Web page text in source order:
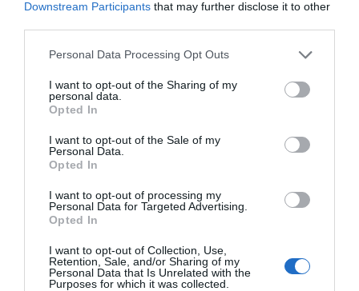
Downstream Participants that may further disclose it to other
Personal Data Processing Opt Outs
I want to opt-out of the Sharing of my
personal data.
Opted In
I want to opt-out of the Sale of my
Personal Data.
Opted In
I want to opt-out of processing my
Personal Data for Targeted Advertising.
Opted In
I want to opt-out of Collection, Use,
Retention, Sale, and/or Sharing of my
Personal Data that Is Unrelated with the
Purposes for which it was collected.
Artículos anteriores
Opinión
Enormes minucias
por Eulogio López